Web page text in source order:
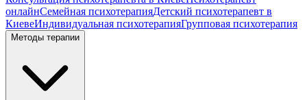
онлайнСемейная психотерапияДетский психотерапевт в
КиевеИндивидуальная психотерапияГрупповая психотерапия
Методы терапии